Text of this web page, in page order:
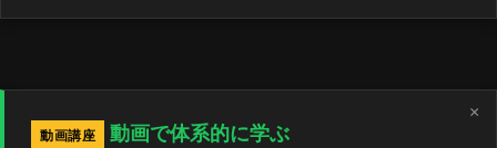
×
動画講座
動画で体系的に学ぶ